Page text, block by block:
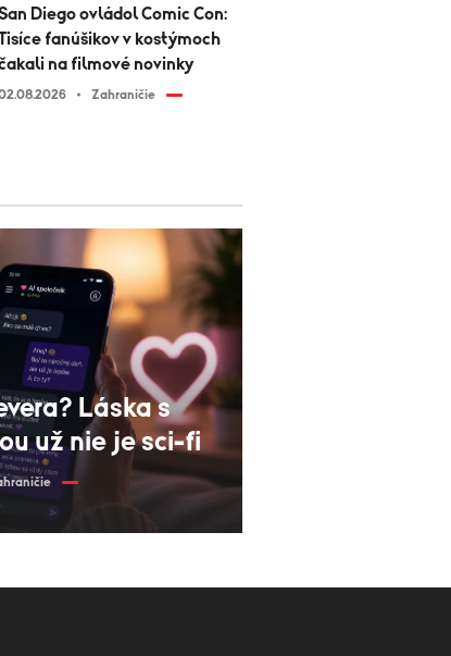
Diego ovládol Comic Con:
fanúšikov v kostýmoch
na filmové novinky
Zahraničie
Láska s
už nie je sci-fi